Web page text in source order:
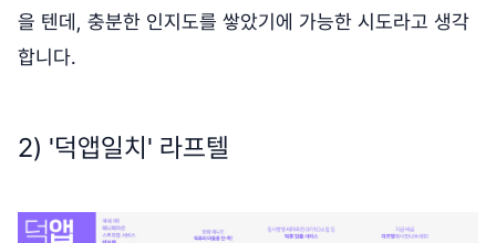
을 텐데, 충분한 인지도를 쌓았기에 가능한 시도라고 생각
합니다.
2) '덕앱일치' 라프텔